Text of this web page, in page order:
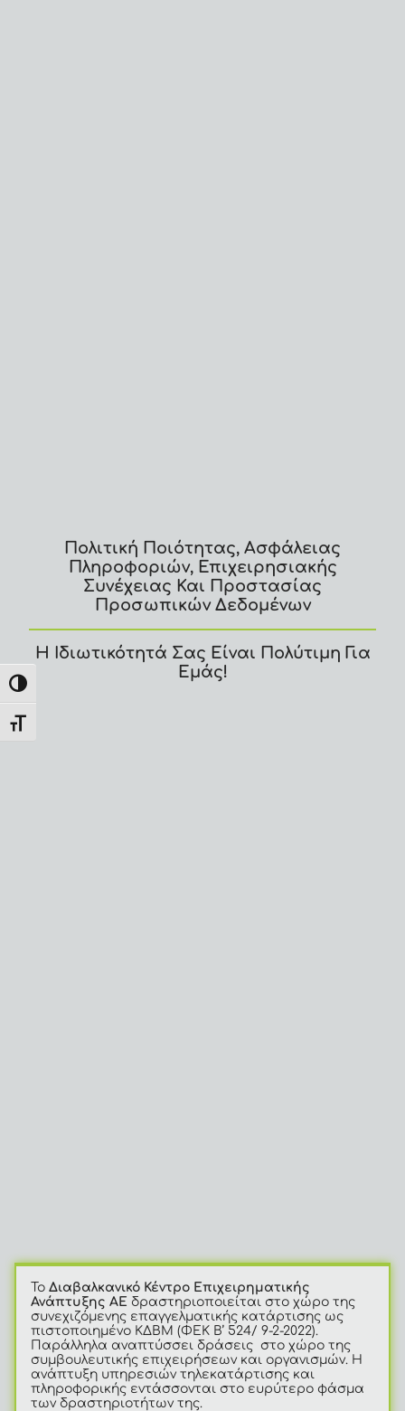
Εναλλαγή Υψηλής Αντίθεσης
Εναλλαγή Μεγέθους Γραμμάτων
Πολιτική Ποιότητας, Ασφάλειας
Πληροφοριών, Επιχειρησιακής
Συνέχειας Και Προστασίας
Προσωπικών Δεδομένων
Η Ιδιωτικότητά Σας Είναι Πολύτιμη Για
Εμάς!
Το Διαβαλκανικό Κέντρο Επιχειρηματικής
Ανάπτυξης ΑΕ δραστηριοποιείται στο χώρο της
συνεχιζόμενης επαγγελματικής κατάρτισης ως
πιστοποιημένο ΚΔΒΜ (ΦΕΚ Β’ 524/ 9-2-2022).
Παράλληλα αναπτύσσει δράσεις στο χώρο της
συμβουλευτικής επιχειρήσεων και οργανισμών. Η
ανάπτυξη υπηρεσιών τηλεκατάρτισης και
πληροφορικής εντάσσονται στο ευρύτερο φάσμα
των δραστηριοτήτων της.